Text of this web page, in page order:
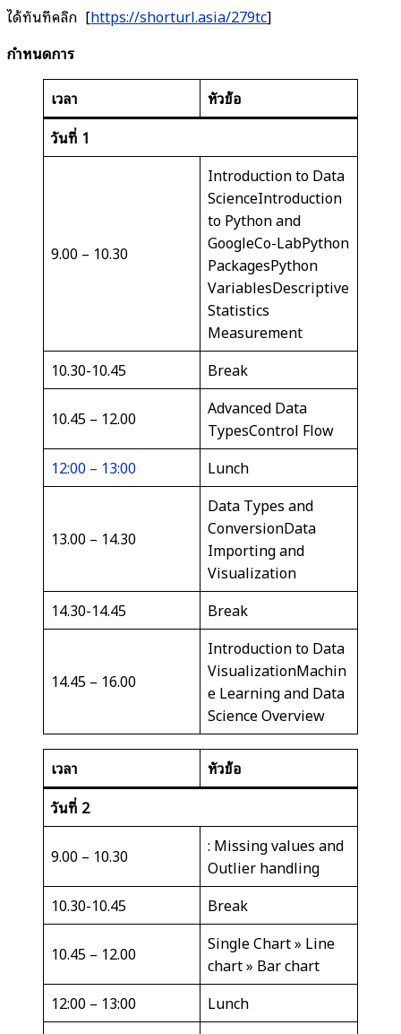
ได้ทันทีคลิก [https://shorturl.asia/279tc]
กำหนดการ
เวลา
หัวข้อ
วันที่ 1
9.00 – 10.30
Introduction to Data
ScienceIntroduction
to Python and
GoogleCo-LabPython
PackagesPython
VariablesDescriptive
Statistics
Measurement
10.30-10.45
Break
10.45 – 12.00
Advanced Data
TypesControl Flow
12:00 – 13:00
Lunch
13.00 – 14.30
Data Types and
ConversionData
Importing and
Visualization
14.30-14.45
Break
14.45 – 16.00
Introduction to Data
VisualizationMachin
e Learning and Data
Science Overview
เวลา
หัวข้อ
วันที่ 2
9.00 – 10.30
: Missing values and
Outlier handling
10.30-10.45
Break
10.45 – 12.00
Single Chart » Line
chart » Bar chart
12:00 – 13:00
Lunch